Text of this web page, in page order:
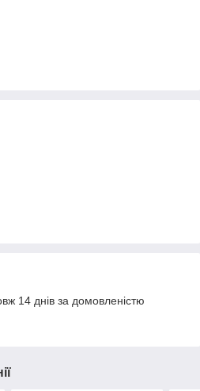
14 днів за домовленістю